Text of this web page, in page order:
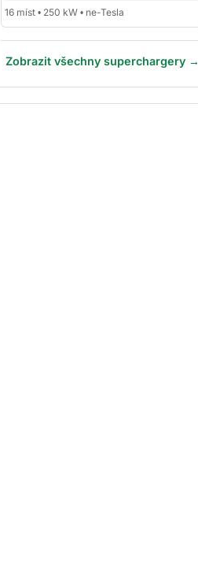
16 míst • 250 kW • ne-Tesla
Zobrazit všechny superchargery →